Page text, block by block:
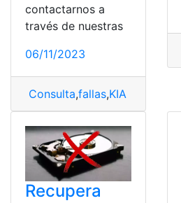
contactarnos a
través de nuestras
06/11/2023
Consulta,fallas,KIA
Recupera